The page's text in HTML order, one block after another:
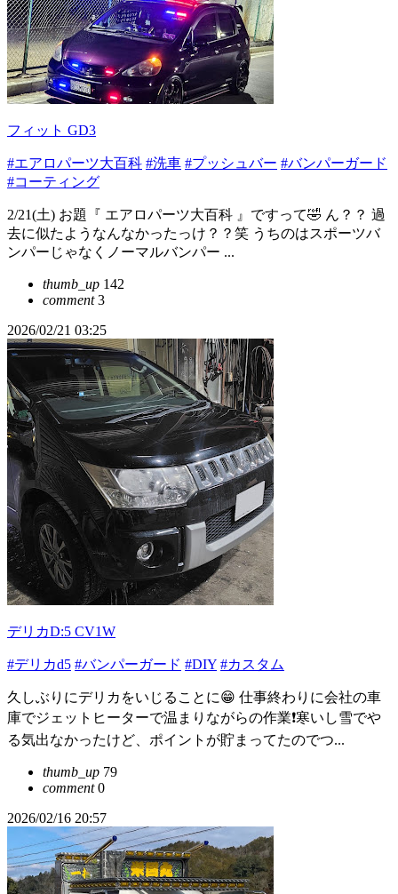
フィット GD3
#エアロパーツ大百科 #洗車 #プッシュバー #バンパーガード
#コーティング
2/21(土) お題『 エアロパーツ大百科 』ですって🤣 ん？？ 過
去に似たようなんなかったっけ？？笑 うちのはスポーツバ
ンパーじゃなくノーマルバンパー ...
thumb_up 142
comment3
2026/02/21 03:25
デリカD:5 CV1W
#デリカd5 #バンパーガード #DIY #カスタム
久しぶりにデリカをいじることに😁 仕事終わりに会社の車
庫でジェットヒーターで温まりながらの作業❗寒いし雪でや
る気出なかったけど、ポイントが貯まってたのでつ...
thumb_up 79
comment0
2026/02/16 20:57